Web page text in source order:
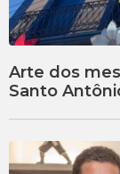
Arte dos
Santo